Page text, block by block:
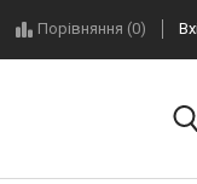
Порівняння (0)